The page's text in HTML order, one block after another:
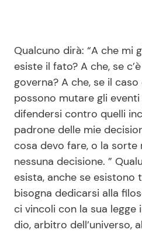
Qualcuno dirà: “A che mi
esiste il fato? A che, se
governa? A che, se il
possono mutare gli
difendersi contro quelli
padrone delle mie
cosa devo fare, o la sorte
nessuna decisione. ”
esista, anche se esistono
bisogna dedicarsi alla
ci vincoli con la sua legge
dio, arbitro dell’universo,